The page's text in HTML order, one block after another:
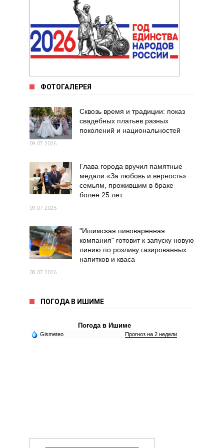
ФОТОГАЛЕРЕЯ
Сквозь время и традиции: показ
свадебных платьев разных
поколений и национальностей
09.07.2026
Глава города вручил памятные
медали «За любовь и верность»
семьям, прожившим в браке
более 25 лет.
09.07.2026
"Ишимская пивоваренная
компания" готовит к запуску новую
линию по розливу газированных
напитков и кваса
08.07.2026
ПОГОДА В ИШИМЕ
Погода в Ишиме
Gismeteo Прогноз на 2 недели